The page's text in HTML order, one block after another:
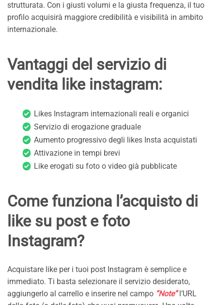
strutturata. Con i giusti volumi e la giusta frequenza, il tuo
profilo acquisirà maggiore credibilità e visibilità in ambito
internazionale.
Vantaggi del servizio di
vendita like instagram:
Likes Instagram internazionali reali e organici
Servizio di erogazione graduale
Aumento progressivo degli likes Insta acquistati
Attivazione in tempi brevi
Like erogati su foto o video già pubblicate
Come funziona l’acquisto di
like su post e foto
Instagram?
Acquistare like per i tuoi post Instagram è semplice e
immediato. Ti basta selezionare il servizio desiderato,
aggiungerlo al carrello e inserire nel campo “Note”l’URL